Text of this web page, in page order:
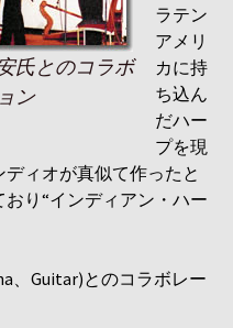
氏とのコラボ
ン
ラテン
アメリ
カに持
ち込ん
だハー
プを現
ディオが真似て作ったと
おり“インディアン・ハー
、Guitar)とのコラボレー